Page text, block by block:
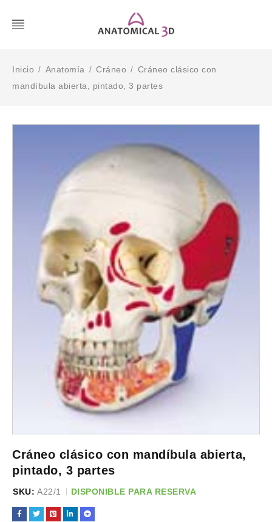
Inicio / Anatomía / Cráneo / Cráneo clásico con
mandíbula abierta, pintado, 3 partes
Cráneo clásico con mandíbula abierta,
pintado, 3 partes
SKU: A22/1 DISPONIBLE PARA RESERVA